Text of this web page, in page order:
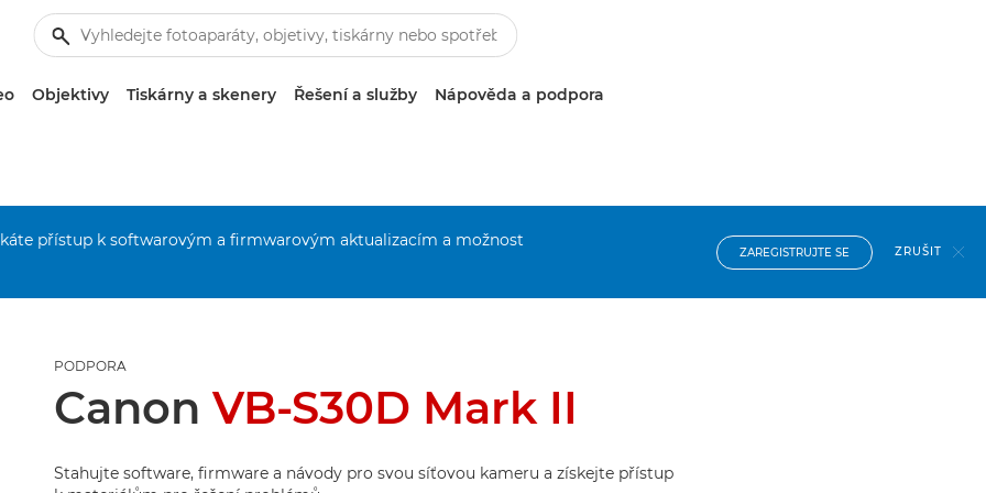
Objektivy Tiskárny a skenery Řešení a služby Nápověda a podpora
přístup k softwarovým a firmwarovým aktualizacím a možnost
ZAREGISTRUJTE SE ZRUŠIT
PODPORA
Canon VB-S30D Mark II
Stahujte software, firmware a návody pro svou síťovou kameru a získejte přístup